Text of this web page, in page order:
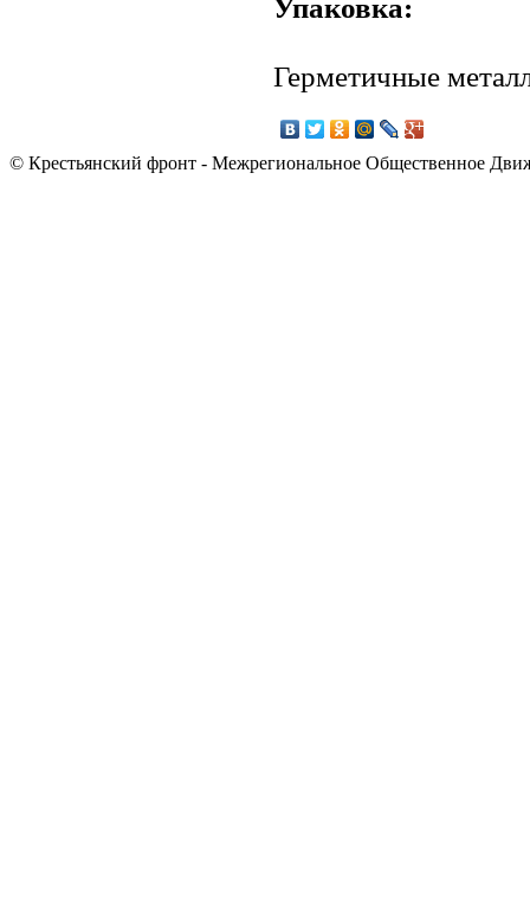
Упаковка:
Герметичные
© Крестьянский фронт - Межрегиональное Общественное